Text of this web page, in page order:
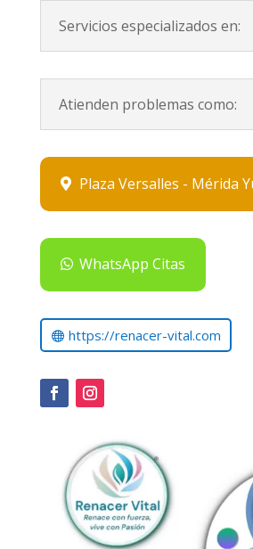
Servicios especializados en:
Atienden problemas como:
Plaza Versalles - Mérida
WhatsApp Citas
https://renacer-vital.com